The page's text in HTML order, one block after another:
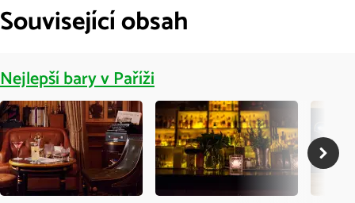
Související obsah
Nejlepší bary v Paříži